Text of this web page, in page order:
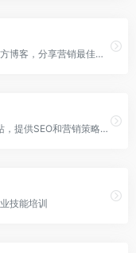
全球知名的入站营销和销售管理平台官方博客，分享营销最佳实践
知名数字营销专家Neil Patel的个人网站，提供SEO和营销策略指导
技能培训